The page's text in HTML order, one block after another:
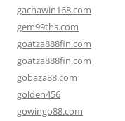
gachawin168.com
gem99ths.com
goatza888fin.com
goatza888fin.com
gobaza88.com
golden456
gowingo88.com